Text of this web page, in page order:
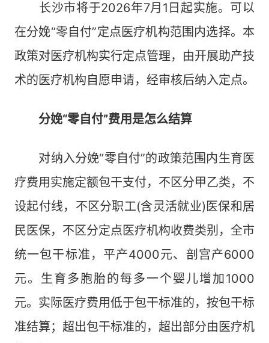
长沙市将于2026年7月1日起实施。可以
在分娩“零自付”定点医疗机构范围内选择。本
政策对医疗机构实行定点管理，由开展助产技
术的医疗机构自愿申请，经审核后纳入定点。
分娩“零自付”费用是怎么结算
对纳入分娩“零自付”的政策范围内生育医
疗费用实施定额包干支付，不区分甲乙类，不
设起付线，不区分职工(含灵活就业)医保和居
民医保，不区分定点医疗机构收费类别，全市
统一包干标准，平产4000元、剖宫产6000
元。生育多胞胎的每多一个婴儿增加1000
元。实际医疗费用低于包干标准的，按包干标
准结算；超出包干标准的，超出部分由医疗机